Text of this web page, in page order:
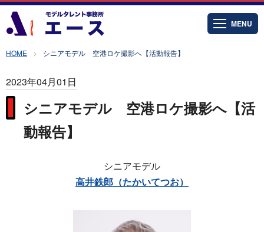
MENU
HOME シニアモデル 空港ロケ撮影へ【活動報告】
2023年04月01日
シニアモデル 空港ロケ撮影へ【活
動報告】
シニアモデル
高井鉄郎（たかいてつお）